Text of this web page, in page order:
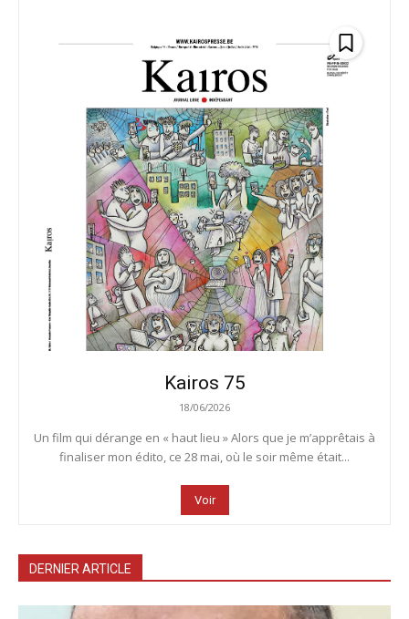
Kairos 75
18/06/2026
Un film qui dérange en « haut lieu » Alors que je m’apprêtais à
finaliser mon édito, ce 28 mai, où le soir même était...
Voir
DERNIER ARTICLE